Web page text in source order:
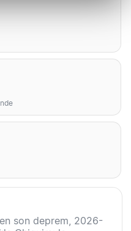
son deprem, 2026-